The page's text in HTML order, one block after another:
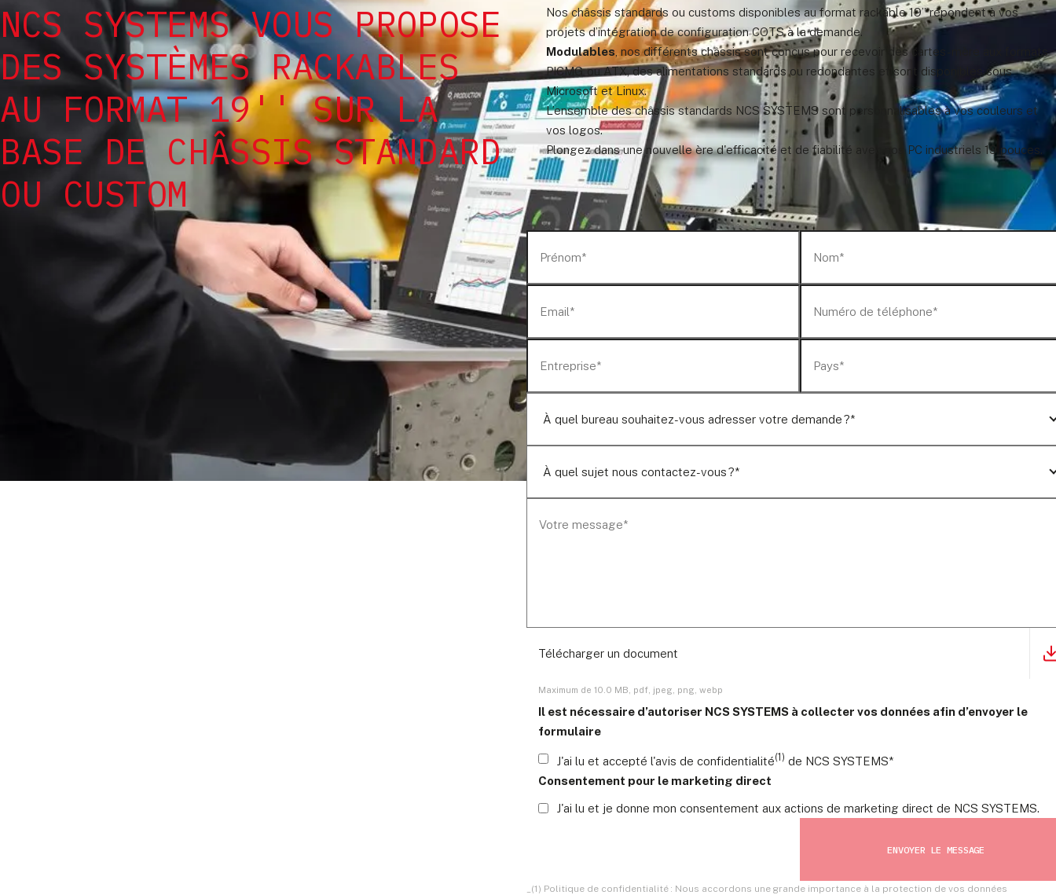
NCS SYSTEMS VOUS PROPOSE
DES SYSTÈMES RACKABLES
AU FORMAT 19'' SUR LA
BASE DE CHÂSSIS STANDARD
OU CUSTOM
Nos châssis standards ou customs disponibles au format rackable 19’’ répondent à vos
projets d’intégration de configuration COTS à la demande.
Modulables , nos différents châssis sont conçus pour recevoir des cartes-mère aux formats
PICMG ou ATX, des alimentations standards ou redondantes et sont disponibles sous
Microsoft et Linux.
L’ensemble des châssis standards NCS SYSTEMS sont personnalisables à vos couleurs et
vos logos.
Plongez dans une nouvelle ère d'efficacité et de fiabilité avec nos PC industriels 19 pouces.
Télécharger un document
Maximum de 10.0 MB pdf, jpeg, png, webp
Il est nécessaire d’autoriser NCS SYSTEMS à collecter vos données afin d’envoyer le
formulaire
J'ai lu et accepté l'avis de confidentialité(1) de NCS SYSTEMS*
Consentement pour le marketing direct
J'ai lu et je donne mon consentement aux actions de marketing direct de NCS SYSTEMS.
_(1) Politique de confidentialité : Nous accordons une grande importance à la protection de vos données